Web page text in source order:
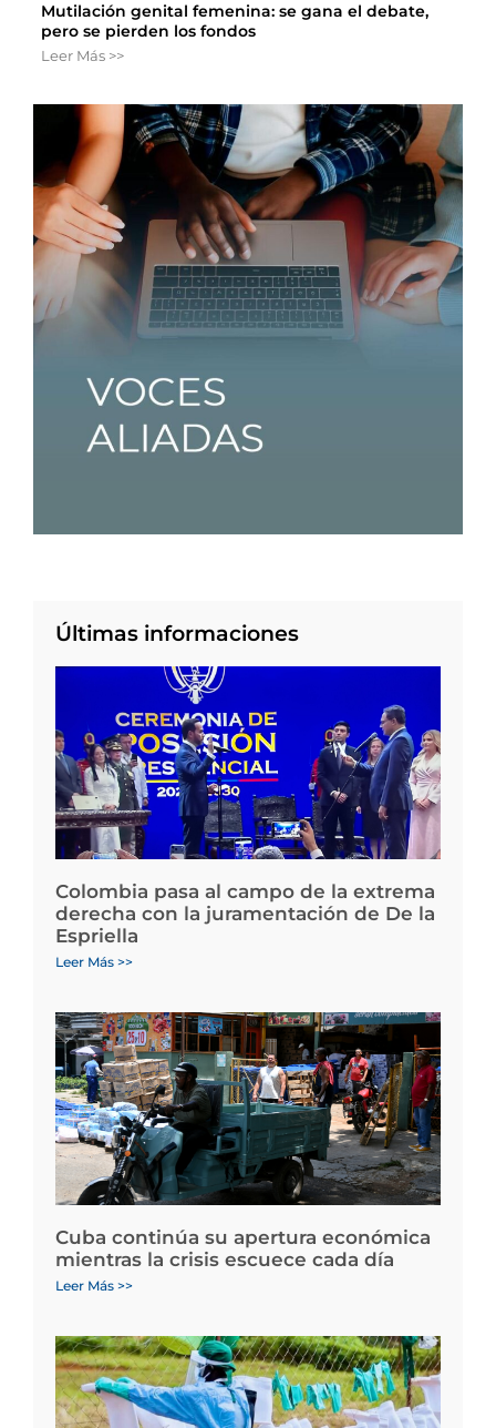
Mutilación genital femenina: se gana el debate,
pero se pierden los fondos
Leer Más >>
Últimas informaciones
Colombia pasa al campo de la extrema
derecha con la juramentación de De la
Espriella
Leer Más >>
Cuba continúa su apertura económica
mientras la crisis escuece cada día
Leer Más >>